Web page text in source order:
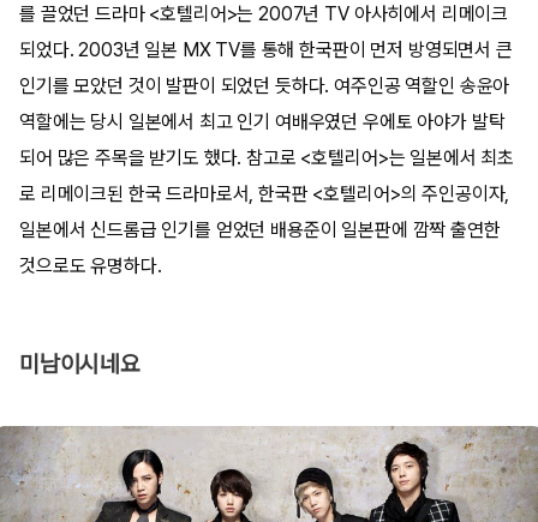
를 끌었던 드라마 <호텔리어>는 2007년 TV 아사히에서 리메이크
되었다. 2003년 일본 MX TV를 통해 한국판이 먼저 방영되면서 큰
인기를 모았던 것이 발판이 되었던 듯하다. 여주인공 역할인 송윤아
역할에는 당시 일본에서 최고 인기 여배우였던 우에토 아야가 발탁
되어 많은 주목을 받기도 했다. 참고로 <호텔리어>는 일본에서 최초
로 리메이크된 한국 드라마로서, 한국판 <호텔리어>의 주인공이자,
일본에서 신드롬급 인기를 얻었던 배용준이 일본판에 깜짝 출연한
것으로도 유명하다.
미남이시네요